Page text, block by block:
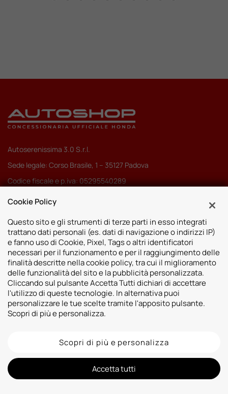
Autoserenissima 3.0 S.r.l.
Sede legale: Corso Brasile, 1 – 35127 Padova
Codice fiscale e p.iva: 05295540289
Pec:autoserenissima3.0srl@legalmail.it
Sedi
Vicenza
Padova
Venezia
Risorse
Contatti
2026 © Autoshop Srl. Tutti i diritti riservati.Privacy Policy
Informativa sulla trasparenza assicurativa
Designed by:
Cookie Policy
Questo sito e gli strumenti di terze parti in esso integrati
trattano dati personali (es. dati di navigazione o indirizzi IP)
e fanno uso di Cookie, Pixel, Tags o altri identificatori
necessari per il funzionamento e per il raggiungimento delle
finalità descritte nella cookie policy, tra cui il miglioramento
delle funzionalità del sito e la pubblicità personalizzata.
Cliccando sul pulsante Accetta Tutti dichiari di accettare
l'utilizzo di queste tecnologie. In alternativa puoi
personalizzare le tue scelte tramite l'apposito pulsante.
Scopri di più e personalizza.
Scopri di più e personalizza
Accetta tutti